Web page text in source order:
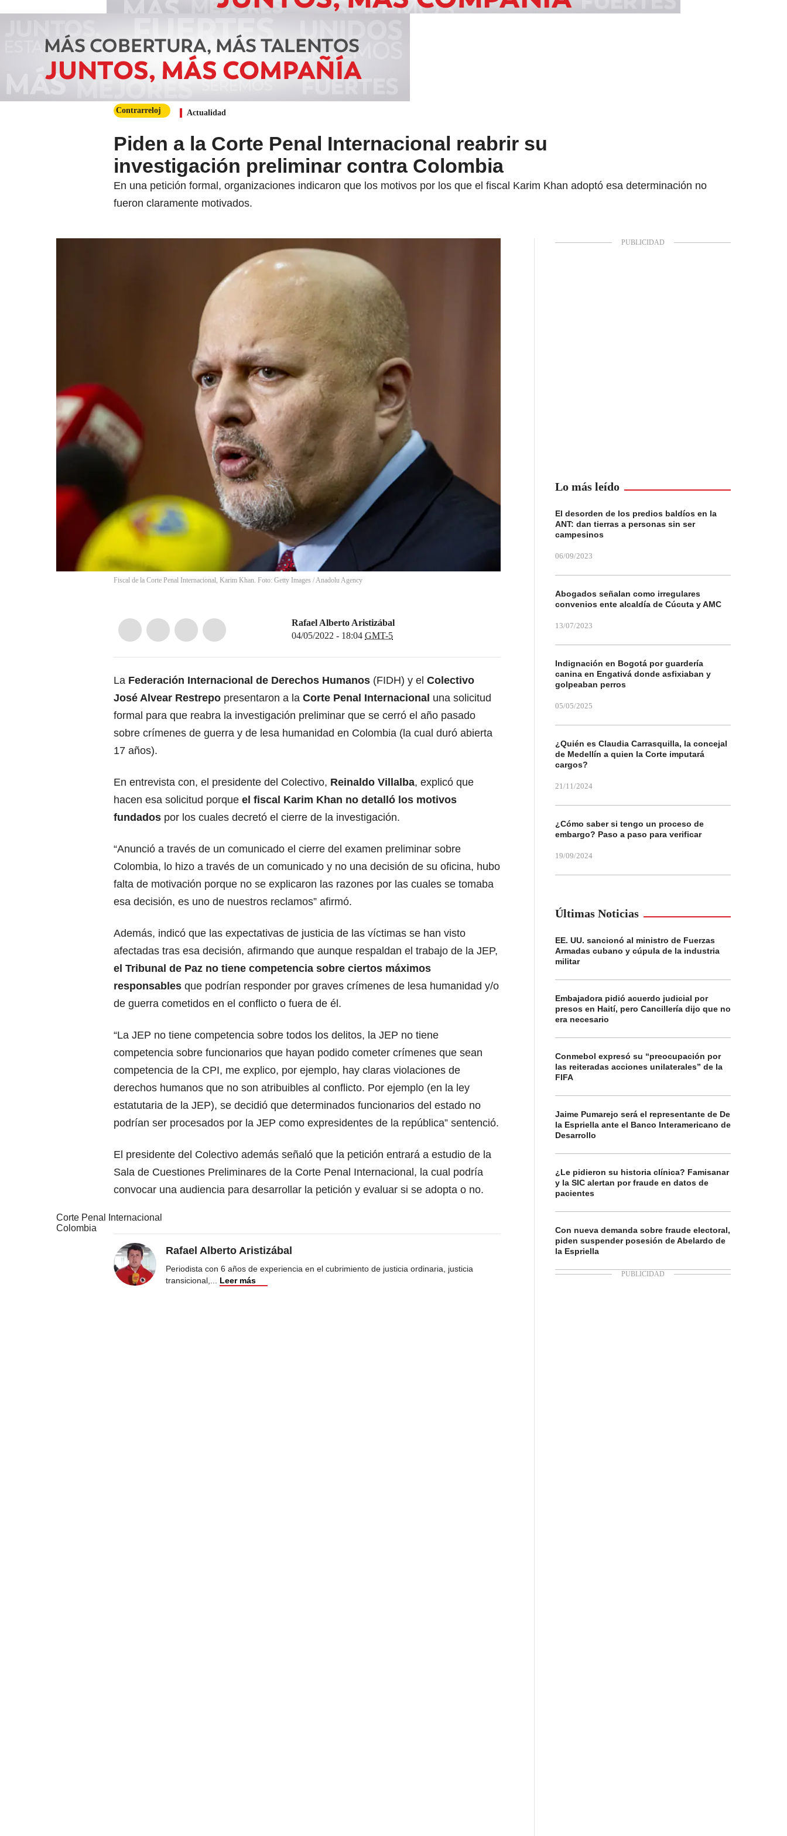
Contrarreloj Actualidad
Piden a la Corte Penal Internacional reabrir su
investigación preliminar contra Colombia
En una petición formal, organizaciones indicaron que los motivos por los que el fiscal Karim Khan adoptó esa determinación no
fueron claramente motivados.
Fiscal de la Corte Penal Internacional, Karim Khan. Foto: Getty Images /Anadolu Agency
Rafael Alberto Aristizábal
04/05/2022 - 18:04 GMT-5
La Federación Internacional de Derechos Humanos (FIDH) y el Colectivo
José Alvear Restrepo presentaron a la Corte Penal Internacional una solicitud
formal para que reabra la investigación preliminar que se cerró el año pasado
sobre crímenes de guerra y de lesa humanidad en Colombia (la cual duró abierta
17 años).
En entrevista con, el presidente del Colectivo, Reinaldo Villalba, explicó que
hacen esa solicitud porque el fiscal Karim Khan no detalló los motivos
fundados por los cuales decretó el cierre de la investigación.
“Anunció a través de un comunicado el cierre del examen preliminar sobre
Colombia, lo hizo a través de un comunicado y no una decisión de su oficina, hubo
falta de motivación porque no se explicaron las razones por las cuales se tomaba
esa decisión, es uno de nuestros reclamos” afirmó.
Además, indicó que las expectativas de justicia de las víctimas se han visto
afectadas tras esa decisión, afirmando que aunque respaldan el trabajo de la JEP,
el Tribunal de Paz no tiene competencia sobre ciertos máximos
responsables que podrían responder por graves crímenes de lesa humanidad y/o
de guerra cometidos en el conflicto o fuera de él.
“La JEP no tiene competencia sobre todos los delitos, la JEP no tiene
competencia sobre funcionarios que hayan podido cometer crímenes que sean
competencia de la CPI, me explico, por ejemplo, hay claras violaciones de
derechos humanos que no son atribuibles al conflicto. Por ejemplo (en la ley
estatutaria de la JEP), se decidió que determinados funcionarios del estado no
podrían ser procesados por la JEP como expresidentes de la república” sentenció.
El presidente del Colectivo además señaló que la petición entrará a estudio de la
Sala de Cuestiones Preliminares de la Corte Penal Internacional, la cual podría
convocar una audiencia para desarrollar la petición y evaluar si se adopta o no.
Corte Penal Internacional
Colombia
Rafael Alberto Aristizábal
Periodista con 6 años de experiencia en el cubrimiento de justicia ordinaria, justicia
transicional,... Leer más
Lo más leído
El desorden de los predios baldíos en la
ANT: dan tierras a personas sin ser
campesinos
06/09/2023
Abogados señalan como irregulares
convenios ente alcaldía de Cúcuta y AMC
13/07/2023
Indignación en Bogotá por guardería
canina en Engativá donde asfixiaban y
golpeaban perros
05/05/2025
¿Quién es Claudia Carrasquilla, la concejal
de Medellín a quien la Corte imputará
cargos?
21/11/2024
¿Cómo saber si tengo un proceso de
embargo? Paso a paso para verificar
19/09/2024
Últimas Noticias
EE. UU. sancionó al ministro de Fuerzas
Armadas cubano y cúpula de la industria
militar
Embajadora pidió acuerdo judicial por
presos en Haití, pero Cancillería dijo que no
era necesario
Conmebol expresó su “preocupación por
las reiteradas acciones unilaterales” de la
FIFA
Jaime Pumarejo será el representante de De
la Espriella ante el Banco Interamericano de
Desarrollo
¿Le pidieron su historia clínica? Famisanar
y la SIC alertan por fraude en datos de
pacientes
Con nueva demanda sobre fraude electoral,
piden suspender posesión de Abelardo de
la Espriella